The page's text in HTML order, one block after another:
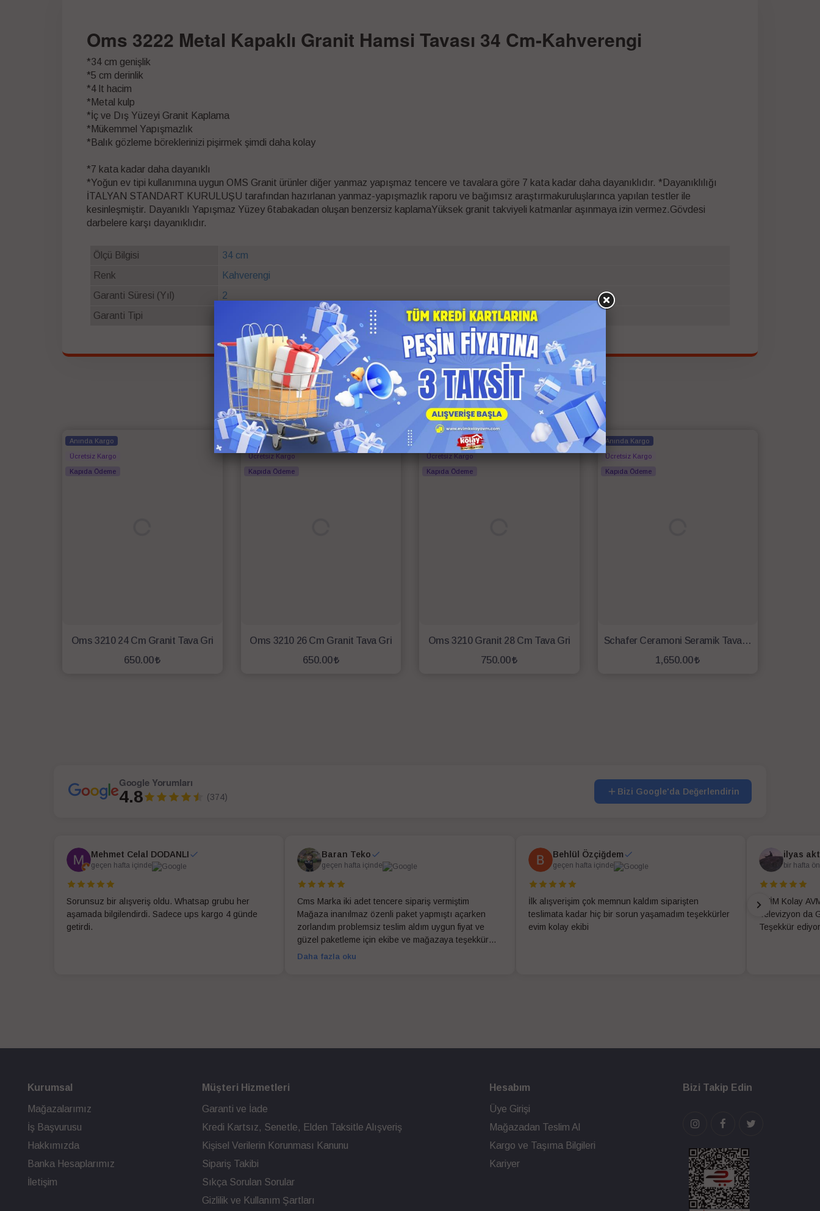
Oms 3222 Metal Kapaklı Granit Hamsi Tavası 34 Cm-Kahverengi
*34 cm genişlik
*5 cm derinlik
*4 lt hacim
*Metal kulp
*İç ve Dış Yüzeyi Granit Kaplama
*Mükemmel Yapışmazlık
*Balık gözleme böreklerinizi pişirmek şimdi daha kolay
*7 kata kadar daha dayanıklı
*Yoğun ev tipi kullanımına uygun OMS Granit ürünler diğer yanmaz yapışmaz tencere ve tavalara göre 7 kata kadar daha dayanıklıdır. *Dayanıklılığı
İTALYAN STANDART KURULUŞU tarafından hazırlanan yanmaz-yapışmazlık raporu ve bağımsız araştırmakuruluşlarınca yapılan testler ile
kesinleşmiştir. Dayanıklı Yapışmaz Yüzey 6tabakadan oluşan benzersiz kaplamaYüksek granit takviyeli katmanlar aşınmaya izin vermez.Gövdesi
darbelere karşı dayanıklıdır.
Ölçü Bilgisi
34 cm
Renk
Kahverengi
Garanti Süresi (Yıl)
2
Garanti Tipi
Resmi Oms Garantili
İlgili Ürünler
Anında Kargo
Ücretsiz Kargo
Kapıda Ödeme
Oms 3210 24 Cm Granit Tava Gri
650.00
Anında Kargo
Ücretsiz Kargo
Kapıda Ödeme
Oms 3210 26 Cm Granit Tava Gri
650.00
Anında Kargo
Ücretsiz Kargo
Kapıda Ödeme
Oms 3210 Granit 28 Cm Tava Gri
750.00
Anında Kargo
Ücretsiz Kargo
Kapıda Ödeme
Schafer Ceramoni Seramik Tava 28 Cm-Krem
1,650.00
Google Yorumları
4.8 (374)
Bizi Google'da Değerlendirin
Mehmet Celal DODANLI
geçen hafta içinde
Sorunsuz bir alışveriş oldu. Whatsap grubu her
aşamada bilgilendirdi. Sadece ups kargo 4 günde
getirdi.
Baran Teko
geçen hafta içinde
Cms Marka iki adet tencere sipariş vermiştim
Mağaza inanılmaz özenli paket yapmıştı açarken
zorlandım problemsiz teslim aldım uygun fiyat ve
güzel paketleme için ekibe ve mağazaya teşekkür
ederim
Daha fazla oku
Behlül Özçiğdem
geçen hafta içinde
İlk alışverişim çok memnun kaldım siparişten
teslimata kadar hiç bir sorun yaşamadım teşekkürler
evim kolay ekibi
ilyas
bir hafta
EVİM Kolay
Televizyon da
Teşekkür
Kurumsal
Mağazalarımız
İş Başvurusu
Hakkımızda
Banka Hesaplarımız
İletişim
Müşteri Hizmetleri
Garanti ve İade
Kredi Kartsız, Senetle, Elden Taksitle Alışveriş
Kişisel Verilerin Korunması Kanunu
Sipariş Takibi
Sıkça Sorulan Sorular
Gizlilik ve Kullanım Şartları
Hesabım
Üye Girişi
Mağazadan Teslim Al
Kargo ve Taşıma Bilgileri
Kariyer
Bizi Takip Edin